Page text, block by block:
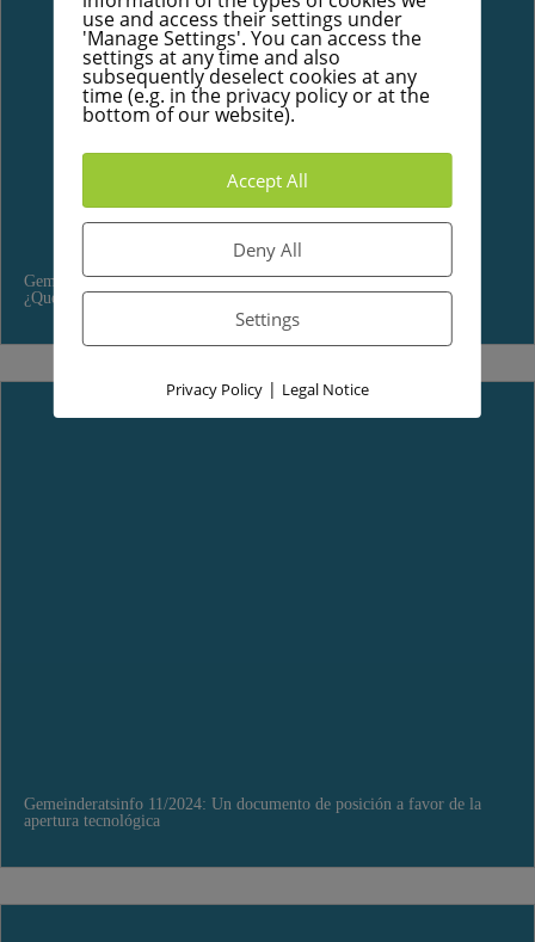
Gemeinderatsinfo 13/2024: Después de las elecciones municipales:
¿Qué ocurre después?
Gemeinderatsinfo 11/2024: Un documento de posición a favor de la
apertura tecnológica
use and access their settings under
'Manage Settings'. You can access the
settings at any time and also
subsequently deselect cookies at any
time (e.g. in the privacy policy or at the
bottom of our website).
Accept All
Deny All
Settings
Privacy Policy| Legal Notice